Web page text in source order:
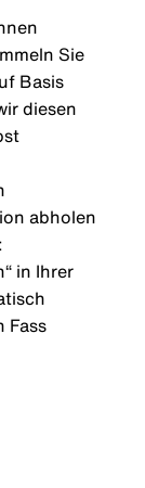
Sie
Basis
diesen
abholen
in Ihrer
Fass